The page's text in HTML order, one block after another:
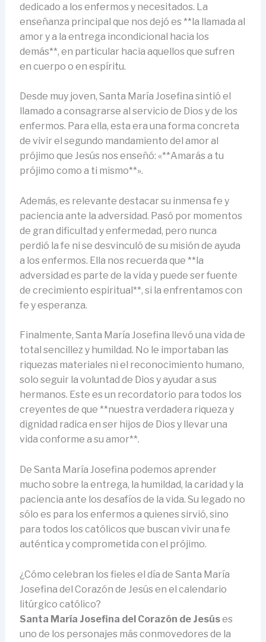
dedicado a los enfermos y necesitados. La
enseñanza principal que nos dejó es **la llamada al
amor y a la entrega incondicional hacia los
demás**, en particular hacia aquellos que sufren
en cuerpo o en espíritu.
Desde muy joven, Santa María Josefina sintió el
llamado a consagrarse al servicio de Dios y de los
enfermos. Para ella, esta era una forma concreta
de vivir el segundo mandamiento del amor al
prójimo que Jesús nos enseñó: «**Amarás a tu
prójimo como a ti mismo**».
Además, es relevante destacar su inmensa fe y
paciencia ante la adversidad. Pasó por momentos
de gran dificultad y enfermedad, pero nunca
perdió la fe ni se desvinculó de su misión de ayuda
a los enfermos. Ella nos recuerda que **la
adversidad es parte de la vida y puede ser fuente
de crecimiento espiritual**, si la enfrentamos con
fe y esperanza.
Finalmente, Santa María Josefina llevó una vida de
total sencillez y humildad. No le importaban las
riquezas materiales ni el reconocimiento humano,
solo seguir la voluntad de Dios y ayudar a sus
hermanos. Este es un recordatorio para todos los
creyentes de que **nuestra verdadera riqueza y
dignidad radica en ser hijos de Dios y llevar una
vida conforme a su amor**.
De Santa María Josefina podemos aprender
mucho sobre la entrega, la humildad, la caridad y la
paciencia ante los desafíos de la vida. Su legado no
sólo es para los enfermos a quienes sirvió, sino
para todos los católicos que buscan vivir una fe
auténtica y comprometida con el prójimo.
¿Cómo celebran los fieles el día de Santa María
Josefina del Corazón de Jesús en el calendario
litúrgico católico?
Santa María Josefina del Corazón de Jesúses
uno de los personajes más conmovedores de la